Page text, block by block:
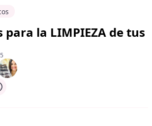
para la LIMPIEZA de tus